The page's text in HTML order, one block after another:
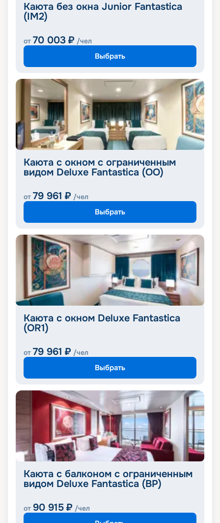
Каюта без окна Junior Fantastica
(IM2)
от 70 003 ₽ /чел
Выбрать
Каюта с окном с ограниченным
видом Deluxe Fantastica (OO)
от 79 961 ₽ /чел
Выбрать
Каюта с окном Deluxe Fantastica
(OR1)
от 79 961 ₽ /чел
Выбрать
Каюта с балконом с ограниченным
видом Deluxe Fantastica (BP)
от 90 915 ₽ /чел